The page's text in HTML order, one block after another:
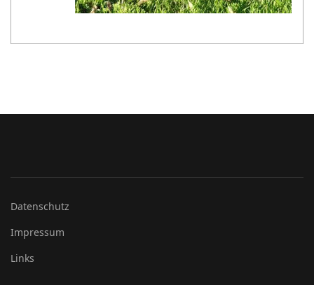
Datenschutz
Impressum
Links